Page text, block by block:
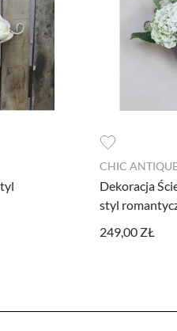
CHIC
Dekoracja
styl
249,00 ZŁ
użytkowników na naszej stronie.
przy budowaniu Twojego
z wykorzystaniem Google
na podstawie zebranych w ten
nie są gromadzone jakiekolwiek
dopasowanych do Twojej